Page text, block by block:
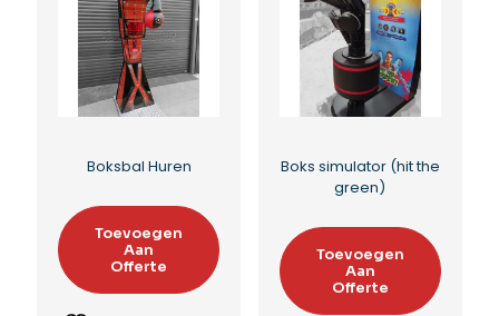
Boksbal Huren
Toevoegen
Aan
Offerte
Boks simulator (hit the
green)
Toevoegen
Aan
Offerte